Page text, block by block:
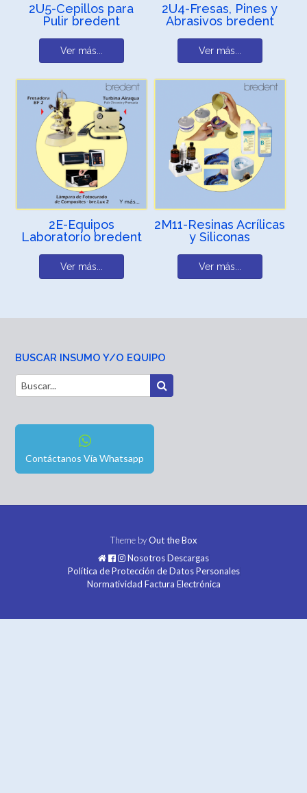
2U5-Cepillos para
Pulir bredent
Ver más...
2U4-Fresas, Pines y
Abrasivos bredent
Ver más...
2E-Equipos
Laboratorio bredent
Ver más...
2M11-Resinas Acrílicas
y Siliconas
Ver más...
BUSCAR INSUMO Y/O EQUIPO
Contáctanos Vía Whatsapp
Theme byOut the Box
NosotrosDescargas
Política de Protección de Datos Personales
Normatividad Factura Electrónica